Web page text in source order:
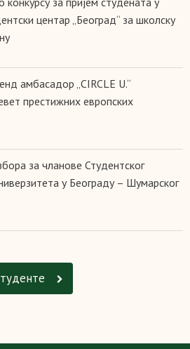
центар „Београд“ за школску
амбасадор „CIRCLE U.“
престижних европских
за чланове Студентског
у Београду – Шумарског